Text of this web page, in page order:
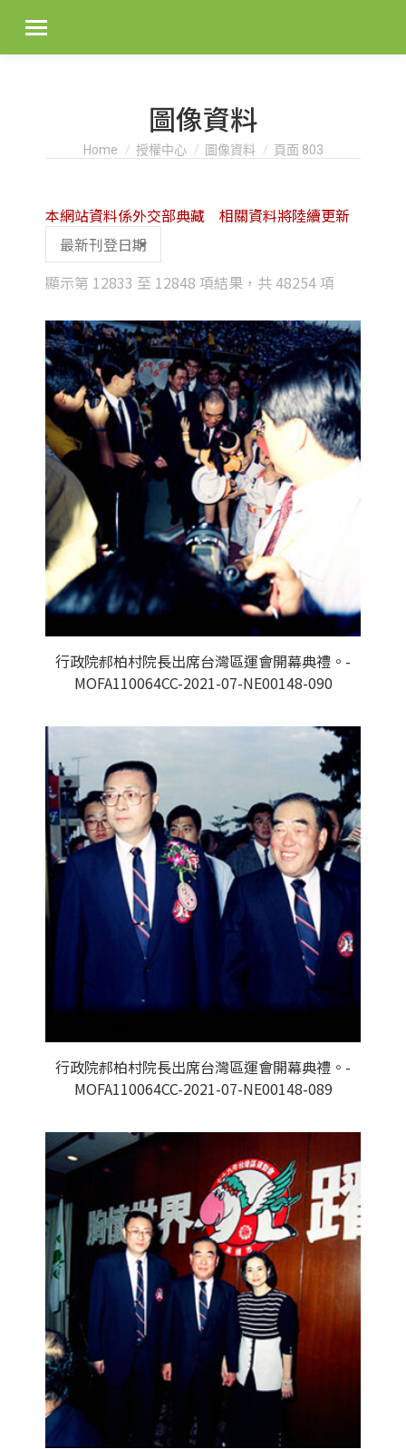
圖像資料
You are here:
Home 授權中心 圖像資料 頁面 803
顯示第 12833 至 12848 項結果，共 48254 項
latest
本網站資料係外交部典藏 相關資料將陸續更新
行政院郝柏村院長出席台灣區運會開幕典禮。-
MOFA110064CC-2021-07-NE00148-090
行政院郝柏村院長出席台灣區運會開幕典禮。-
MOFA110064CC-2021-07-NE00148-089